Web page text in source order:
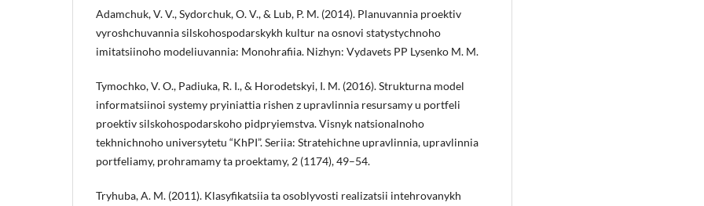
Adamchuk, V. V., Sydorchuk, O. V., & Lub, P. M. (2014). Planuvannia proektiv
vyroshchuvannia silskohospodarskykh kultur na osnovi statystychnoho
imitatsiinoho modeliuvannia: Monohrafiia. Nizhyn: Vydavets PP Lysenko M. M.
Tymochko, V. O., Padiuka, R. I., & Horodetskyi, I. M. (2016). Strukturna model
informatsiinoi systemy pryiniattia rishen z upravlinnia resursamy u portfeli
proektiv silskohospodarskoho pidpryiemstva. Visnyk natsionalnoho
tekhnichnoho universytetu “KhPI”. Seriia: Stratehichne upravlinnia, upravlinnia
portfeliamy, prohramamy ta proektamy, 2 (1174), 49–54.
Tryhuba, A. M. (2011). Klasyfikatsiia ta osoblyvosti realizatsii intehrovanykh